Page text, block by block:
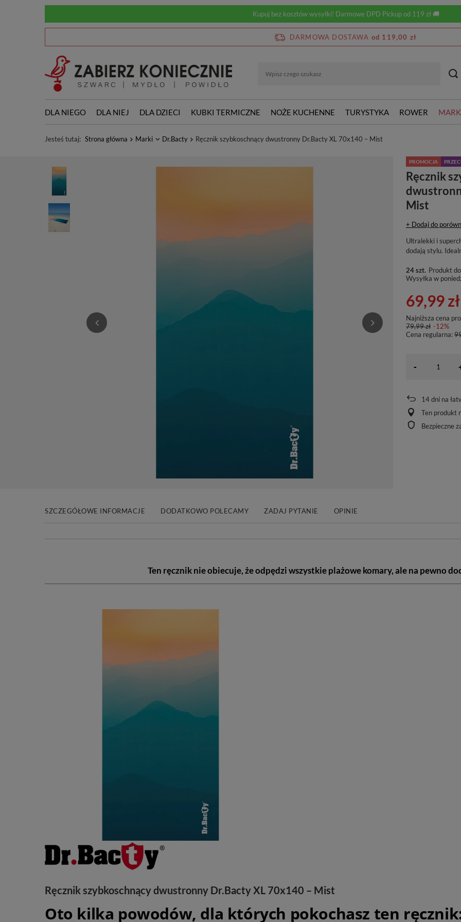
Kupuj bez kosztów wysyłki! Darmowe DPD Pickup od 119 zł 🚚
DARMOWA DOSTAWA od 119,00 zł
DLA NIEGO DLA NIEJ DLA DZIECI KUBKI TERMICZNE NOŻE KUCHENNE TURYSTYKA ROWER
Jesteś tutaj: Strona główna Marki Dr.Bacty Ręcznik szybkoschnący dwustronny Dr.Bacty XL 70x140 – Mist
PROMOCJA
Ręcznik
Mist
+ Dodaj do
Ultralekki i
dodają stylu.
24 szt. Produkt
Wysyłka w
69,99 zł
Najniższa cena
79,99 zł -12%
Cena regularna:
-
14dni na
Ten produkt
Bezpieczne
SZCZEGÓŁOWE INFORMACJE DODATKOWO POLECAMY ZADAJ PYTANIE OPINIE
Ten ręcznik nie obiecuje, że odpędzi wszystkie plażowe komary, ale na pewno
Ręcznik szybkoschnący dwustronny Dr.Bacty XL 70x140 – Mist
Oto kilka powodów, dla których pokochasz ten